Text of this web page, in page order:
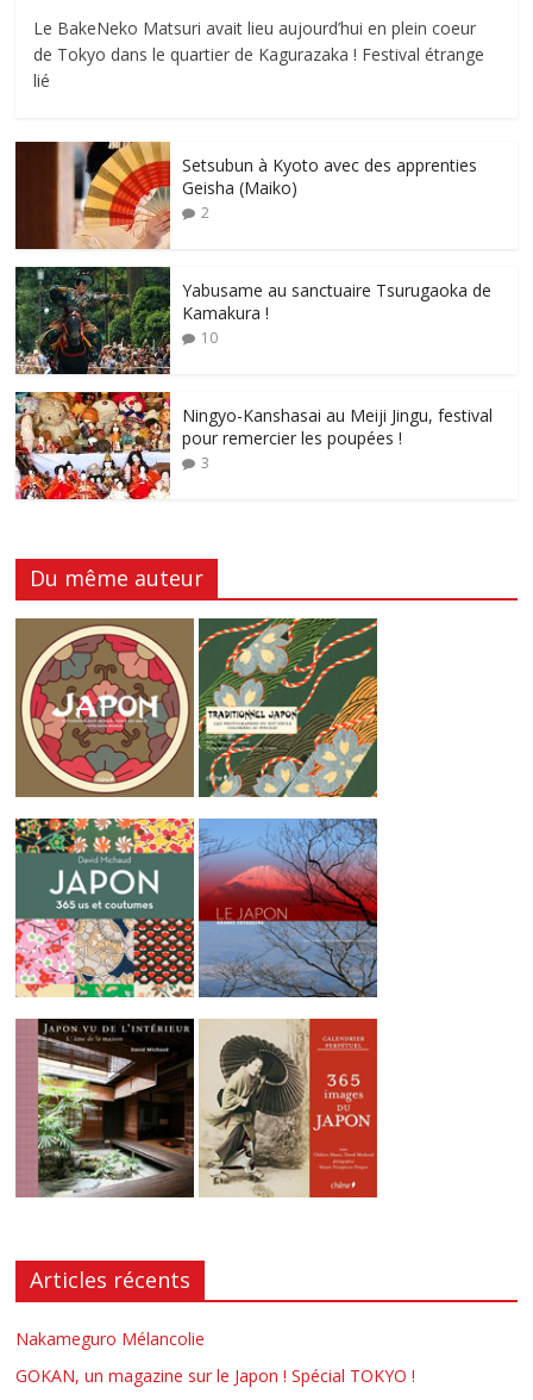
Le BakeNeko Matsuri avait lieu aujourd’hui en plein coeur
de Tokyo dans le quartier de Kagurazaka ! Festival étrange
lié
Setsubun à Kyoto avec des apprenties
Geisha (Maiko)
2
Yabusame au sanctuaire Tsurugaoka de
Kamakura !
10
Ningyo-Kanshasai au Meiji Jingu, festival
pour remercier les poupées !
3
Du même auteur
Articles récents
Nakameguro Mélancolie
GOKAN, un magazine sur le Japon ! Spécial TOKYO !